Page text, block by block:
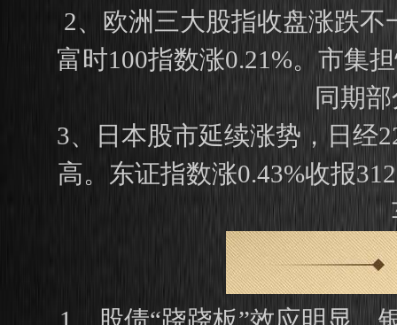
2、欧洲三大股指收盘涨跌不
富时100指数涨0.21%。市集
同期
3、日本股市延续涨势，日经
高。东证指数涨0.43%收报